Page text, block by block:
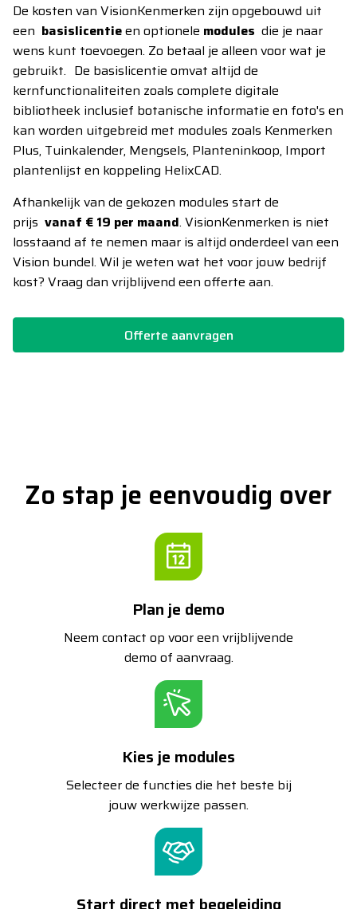
De kosten van VisionKenmerken zijn opgebouwd uit
een basislicentieen optionele modules die je naar
wens kunt toevoegen. Zo betaal je alleen voor wat je
gebruikt. De basislicentie omvat altijd de
kernfunctionaliteiten zoals complete digitale
bibliotheek inclusief botanische informatie en foto's en
kan worden uitgebreid met modules zoals Kenmerken
Plus, Tuinkalender, Mengsels, Planteninkoop, Import
plantenlijst en koppeling HelixCAD.
Afhankelijk van de gekozen modules start de
prijs vanaf € 19 per maand. VisionKenmerken is niet
losstaand af te nemen maar is altijd onderdeel van een
Vision bundel. Wil je weten wat het voor jouw bedrijf
kost? Vraag dan vrijblijvend een offerte aan.
Offerte aanvragen
Zo stap je eenvoudig over
Plan je demo
Neem contact op voor een vrijblijvende
demo of aanvraag.
Kies je modules
Selecteer de functies die het beste bij
jouw werkwijze passen.